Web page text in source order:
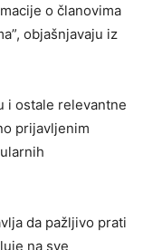
o članovima
objašnjavaju iz
i ostale relevantne
prijavljenim
da pažljivo prati
na sve